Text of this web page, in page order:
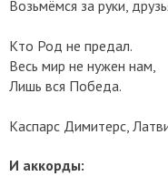
Возьмёмся за руки,
Кто Род не предал.
Весь мир не нужен нам,
Лишь вся Победа.
Каспарс Димитерс,
И аккорды: